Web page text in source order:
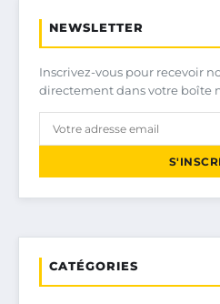
NEWSLETTER
Inscrivez-vous pour recevoir
directement dans votre boîte
CATÉGORIES